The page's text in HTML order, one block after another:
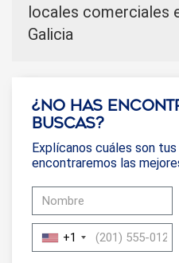
locales comerciales
Galicia
¿No has
buscas?
Explícanos cuáles son
encontraremos las
+1